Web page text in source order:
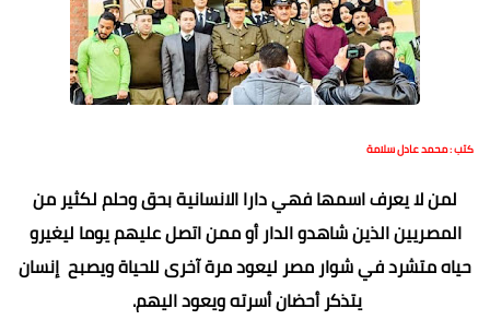
كتب : محمد عادل سلامة
لمن لا يعرف اسمها فهي دارا الانسانية بحق وحلم لكثير من
المصريين الذين شاهدو الدار أو ممن اتصل عليهم يوما ليغيرو
حياه متشرد في شوار مصر ليعود مرة آخرى للحياة ويصبح إنسان
يتذكر أحضان أسرته ويعود اليهم.